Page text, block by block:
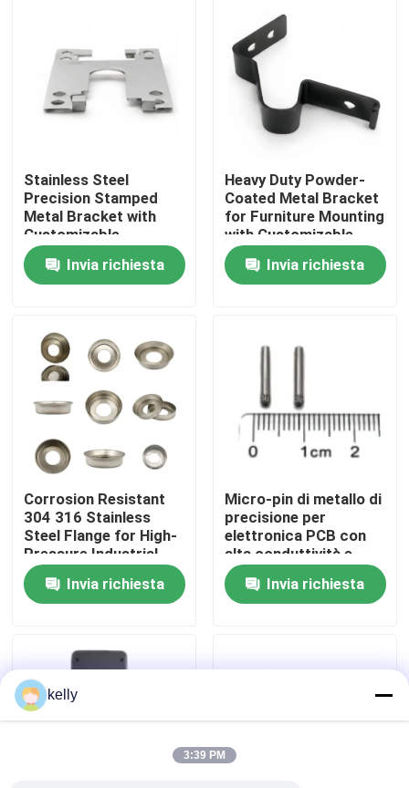
Casa
Video
Circa noi
Giro della fabbrica
Controllo di qualità
Contattici
Notizie
Stainless Steel
Precision Stamped
Metal Bracket with
Customizable
Dimensions for
Hardware Connector
Invia richiesta
Heavy Duty Powder-
Coated Metal Bracket
for Furniture Mounting
with Customizable
Options
Invia richiesta
Corrosion Resistant
304 316 Stainless
Steel Flange for High-
Pressure Industrial
Pipeline Systems
Invia richiesta
Micro-pin di metallo di
precisione per
elettronica PCB con
alta conduttività e
diametro di 0,2 mm in
geometria
personalizzabile
Invia richiesta
kelly
3:39 PM